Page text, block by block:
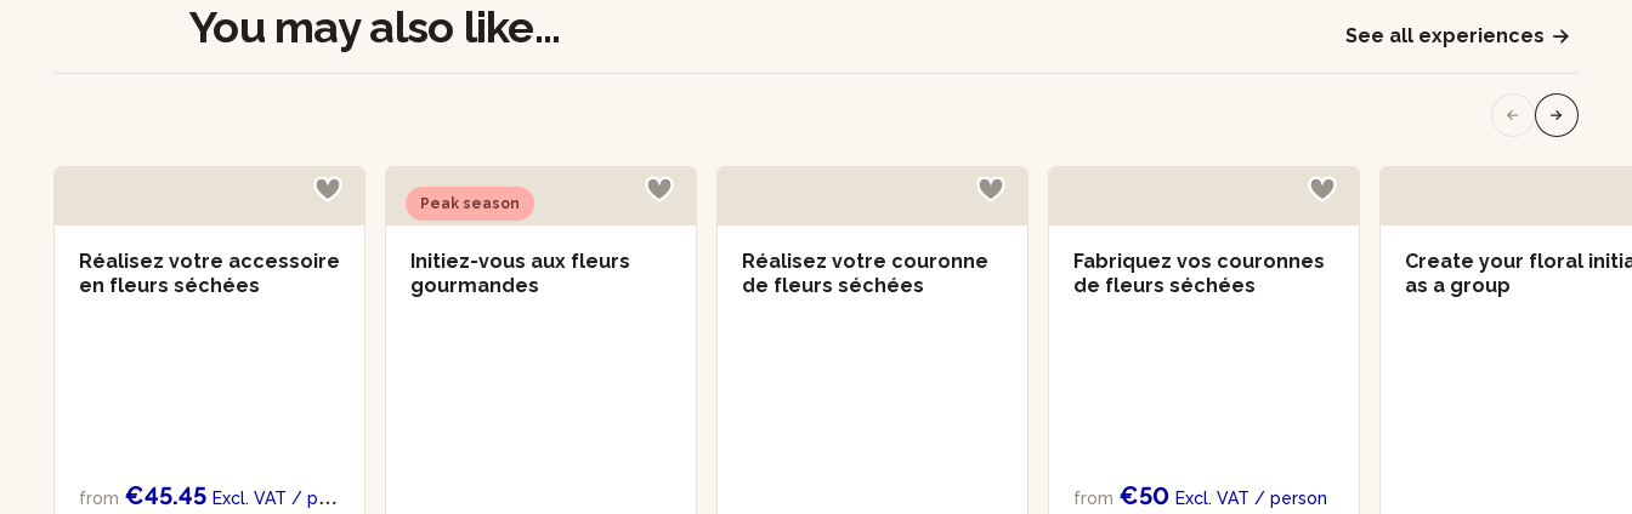
You may also like... See all experiences
Réalisez votre accessoire
en fleurs séchées
from €45.45 Excl. VAT / per
Peak season
Initiez-vous aux fleurs
gourmandes
Réalisez votre couronne
de fleurs séchées
Fabriquez vos couronnes
de fleurs séchées
from €50 Excl. VAT / person
Create your floral
as a group